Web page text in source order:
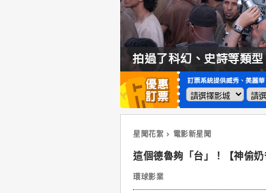
拍過了科幻、史詩等類
星聞花絮 電影新星聞
這個德魯夠「台」！【神偷
環球影業